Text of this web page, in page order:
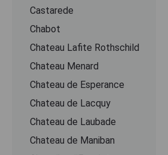
Castarede
Chabot
Chateau Lafite Rothschild
Chateau Menard
Chateau de Esperance
Chateau de Lacquy
Chateau de Laubade
Chateau de Maniban